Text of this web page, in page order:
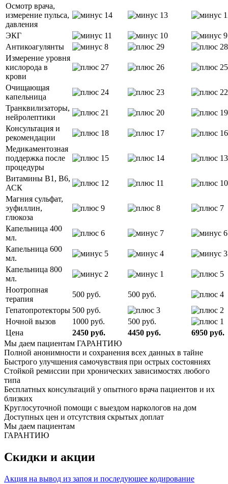
Осмотр врача,
измерение пульса,
давления
ЭКГ
Антикоагулянты
Измерение уровня
кислорода в
крови
Очищающая
капельница
Транквилизаторы,
нейролептики
Консультация и
рекомендации
Медикаментозная
поддержка после
процедуры
Витамины B1, B6,
АСК
Магния сульфат,
эуфиллин,
глюкоза
Капельница 400
мл.
Капельница 600
мл.
Капельница 800
мл.
Ноотропная
терапия
500 руб.
500 руб.
Гепатопротекторы 500 руб.
Ночной вызов
1000 руб.
500 руб.
Цена
2450 руб. 4450 руб.
6950 руб.
Мы даем пациентам ГАРАНТИЮ
Полной анонимности и сохранения всех данных в тайне
Быстрого улучшения самочувствия при острых состояниях
Стойкой ремиссии при хронических зависимостях любого
типа
Бесплатных консультаций у опытного врача пациентов и их
близких
Круглосуточной помощи с выездом наркологов на дом
Доступных цен и отсутствия скрытых доплат
Мы даем пациентам
ГАРАНТИЮ
Скидки и акции
Акция на вывод из запоя и последующее кодирование